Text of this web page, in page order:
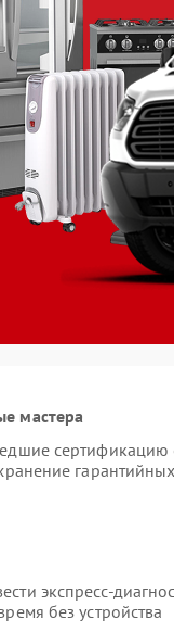
мастера
сертификацию
экспресс-
без устройства